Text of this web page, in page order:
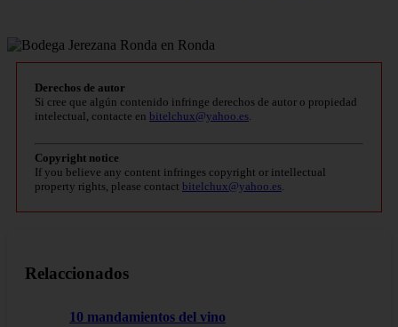
Derechos de autor
Si cree que algún contenido infringe derechos de autor o propiedad
intelectual, contacte en bitelchux@yahoo.es
Copyright notice
If you believe any content infringes copyright or intellectual
property rights, please contact bitelchux@yahoo.es
Relaccionados
10 mandamientos del vino